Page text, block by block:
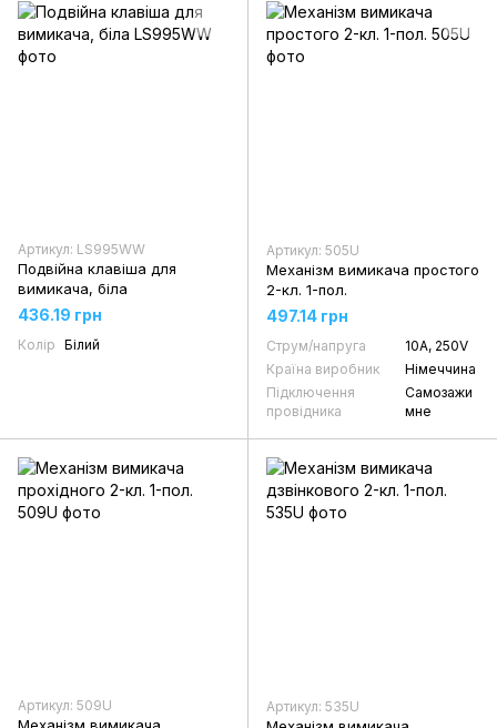
Артикул: LS995WW
Подвійна клавіша для
вимикача, біла
436.19 грн
Колір Білий
Артикул: 505U
Механізм вимикача простого
2-кл. 1-пол.
497.14 грн
Струм/напруга
10А, 250V
Країна виробник
Німеччина
Підключення
провідника
Самозажи
мне
Артикул: 509U
Механізм вимикача
Артикул: 535U